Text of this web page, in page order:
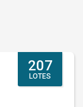
207
LOTES